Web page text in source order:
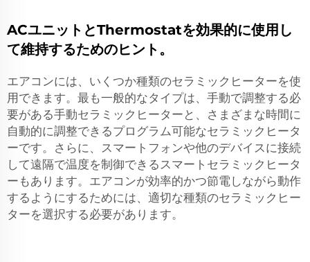
ACユニットとThermostatを効果的に使用し
て維持するためのヒント。
エアコンには、いくつか種類のセラミックヒーターを使
用できます。最も一般的なタイプは、手動で調整する必
要がある手動セラミックヒーターと、さまざまな時間に
自動的に調整できるプログラム可能なセラミックヒータ
ーです。さらに、スマートフォンや他のデバイスに接続
して遠隔で温度を制御できるスマートセラミックヒータ
ーもあります。エアコンが効率的かつ節電しながら動作
するようにするためには、適切な種類のセラミックヒー
ターを選択する必要があります。